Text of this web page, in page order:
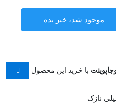
موجود شد، خبر بده
با خرید این محصول
نازک